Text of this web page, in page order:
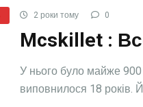
2 роки тому 0
Mcskillet :
У нього було майже 900
виповнилося 18 років.